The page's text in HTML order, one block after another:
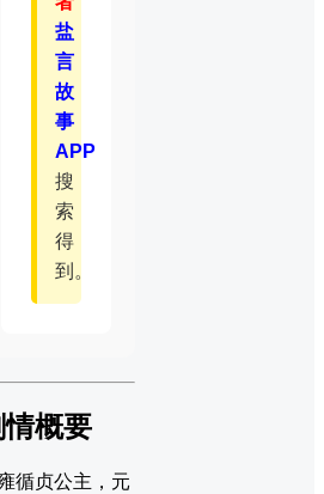
盐
言
故
事
APP
搜
索
得
到。
情概要
循贞公主，元